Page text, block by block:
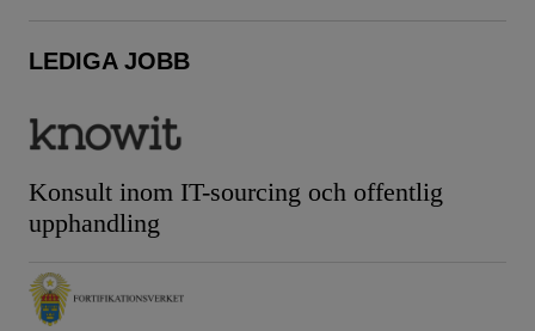
LEDIGA JOBB
Konsult inom IT-sourcing och offentlig
upphandling